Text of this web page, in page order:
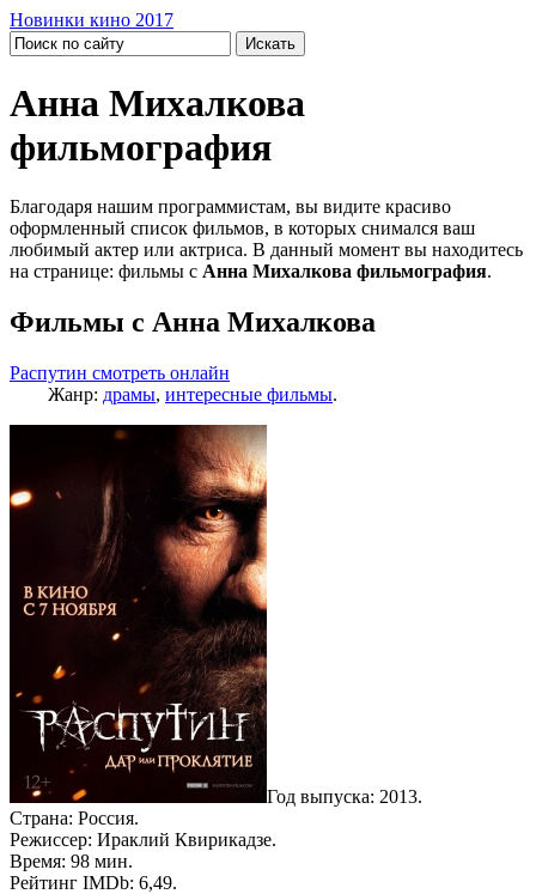
Новинки кино 2017
Анна Михалкова
фильмография
Благодаря нашим программистам, вы видите красиво
оформленный список фильмов, в которых снимался ваш
любимый актер или актриса. В данный момент вы находитесь
на странице: фильмы с Анна Михалкова фильмография.
Фильмы с Анна Михалкова
Распутин смотреть онлайн
Жанр: драмы, интересные фильмы.
Год выпуска: 2013.
Страна: Россия.
Режиссер: Ираклий Квирикадзе.
Время: 98 мин.
Рейтинг IMDb: 6,49.